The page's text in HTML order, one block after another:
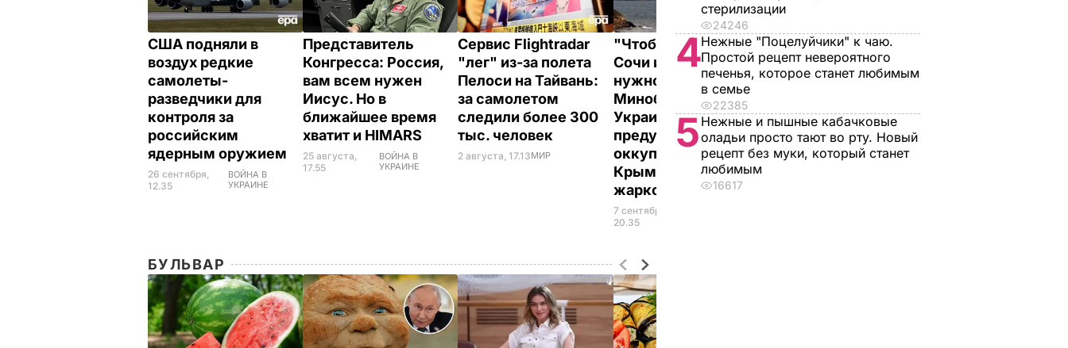
США подняли в
воздух редкие
самолеты-
разведчики для
контроля за
российским
ядерным оружием
26 сентября,
12.35
ВОЙНА В
УКРАИНЕ
Представитель
Конгресса: Россия,
вам всем нужен
Иисус. Но в
ближайшее время
хватит и HIMARS
25 августа,
17.55
ВОЙНА В
УКРАИНЕ
Сервис Flightradar
"лег" из-за полета
Пелоси на Тайвань:
за самолетом
следили более 300
тыс. человек
2 августа, 17.13МИР
"Чтобы доплыть до
Сочи или Ейска,
нужно много сил".
Минобороны
Украины
предупредило
оккупантов, что в
Крыму будет "очень
жарко"
7 сентября,
20.35
БУЛЬВАР
стерилизации
24246
4Нежные "Поцелуйчики" к чаю.
Простой рецепт невероятного
печенья, которое станет любимым
в семье
22385
5 Нежные и пышные кабачковые
оладьи просто тают во рту. Новый
рецепт без муки, который станет
любимым
16617